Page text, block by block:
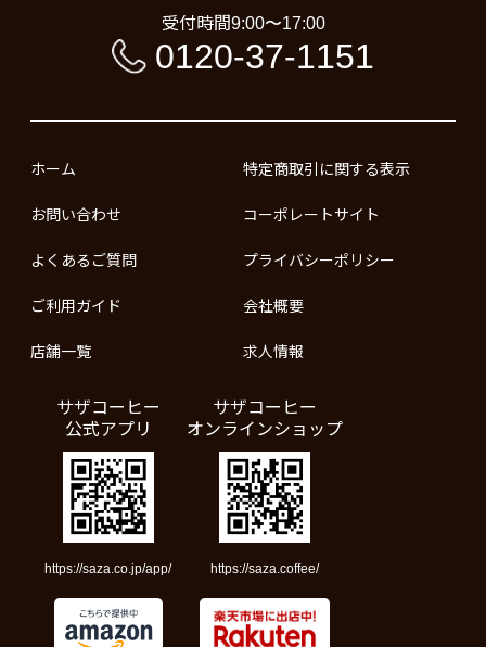
受付時間9:00〜17:00
0120-37-1151
ホーム
お問い合わせ
よくあるご質問
ご利用ガイド
店舗一覧
特定商取引に関する表示
コーポレートサイト
プライバシーポリシー
会社概要
求人情報
サザコーヒー
公式アプリ
https://saza.co.jp/app/
サザコーヒー
オンラインショップ
https://saza.coffee/